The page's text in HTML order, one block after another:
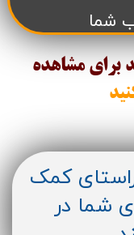
شما
برای مشاهده
راستای کمک
شما در